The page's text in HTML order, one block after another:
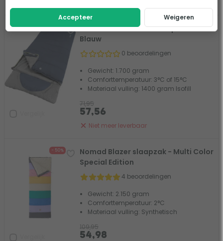
- 20%
Outwell Contour Lux slaapzak -
Blauw
0 beoordelingen
Gewicht: 1.700 gram
Comforttemperatuur: 3°C of 15°C
Materiaal vulling: 1400 gram Isofill
Niet meer leverbaar
71,95
57,56
- 50%
Nomad Blazer slaapzak - Multi Color
Special Edition
4 beoordelingen
Gewicht: 2.150 gram
Comforttemperatuur: 2°C
Materiaal vulling: Synthetisch
109,95
54,98
Accepteer Weigeren